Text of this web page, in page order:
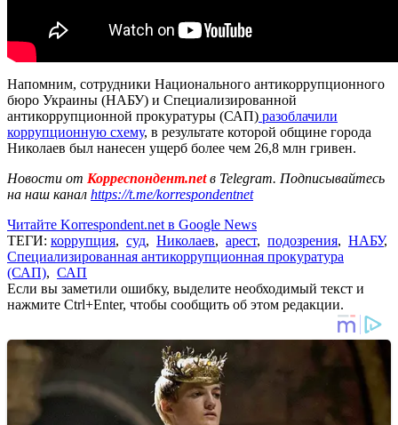
Напомним, сотрудники Национального антикоррупционного
бюро Украины (НАБУ) и Специализированной
антикоррупционной прокуратуры (САП) разоблачили
коррупционную схему, в результате которой общине города
Николаев был нанесен ущерб более чем 26,8 млн гривен.
Новости от Корреспондент.netв Telegram. Подписывайтесь
на наш канал https://t.me/korrespondentnet
Читайте Korrespondent.net в Google News
ТЕГИ: коррупция, суд, Николаев, арест, подозрения, НАБУ,
Специализированная антикоррупционная прокуратура
(САП), САП
Если вы заметили ошибку, выделите необходимый текст и
нажмите Ctrl+Enter, чтобы сообщить об этом редакции.